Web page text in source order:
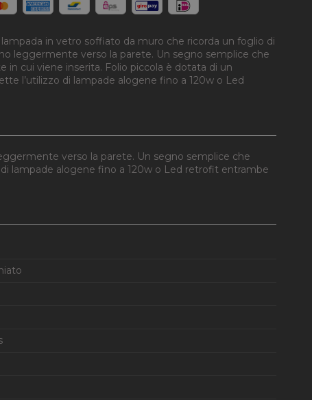
in vetro soffiato da muro che ricorda un foglio di
leggermente verso la parete. Un segno semplice che
in cui viene inserita. Folio piccola è dotata di un
l’utilizzo di lampade alogene fino a 120w o Led
verso la parete. Un segno semplice che
lampade alogene fino a 120w o Led retrofit entrambe